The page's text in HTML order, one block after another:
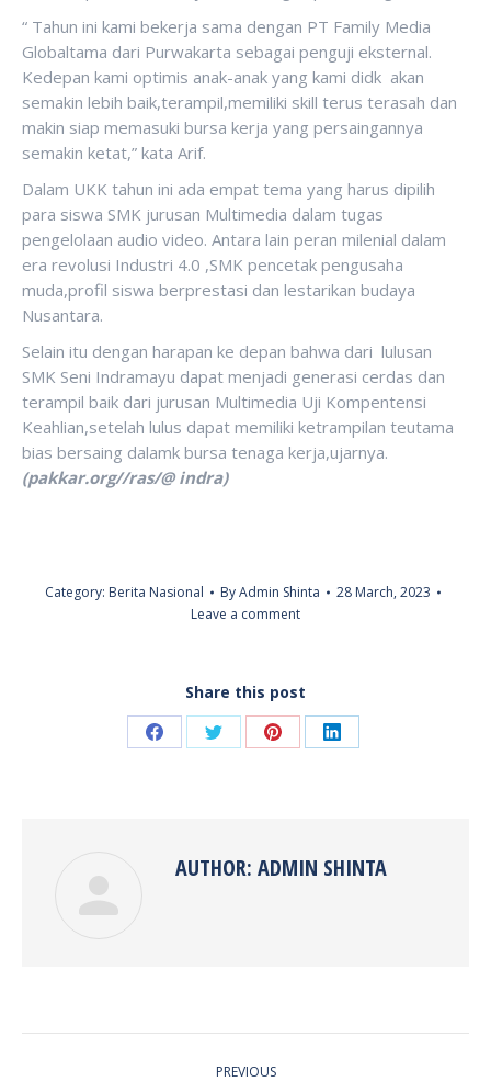
“ Tahun ini kami bekerja sama dengan PT Family Media
Globaltama dari Purwakarta sebagai penguji eksternal.
Kedepan kami optimis anak-anak yang kami didk akan
semakin lebih baik,terampil,memiliki skill terus terasah dan
makin siap memasuki bursa kerja yang persaingannya
semakin ketat,” kata Arif.
Dalam UKK tahun ini ada empat tema yang harus dipilih
para siswa SMK jurusan Multimedia dalam tugas
pengelolaan audio video. Antara lain peran milenial dalam
era revolusi Industri 4.0 ,SMK pencetak pengusaha
muda,profil siswa berprestasi dan lestarikan budaya
Nusantara.
Selain itu dengan harapan ke depan bahwa dari lulusan
SMK Seni Indramayu dapat menjadi generasi cerdas dan
terampil baik dari jurusan Multimedia Uji Kompentensi
Keahlian,setelah lulus dapat memiliki ketrampilan teutama
bias bersaing dalamk bursa tenaga kerja,ujarnya.
(pakkar.org//ras/@ indra)
Category: Berita Nasional ByAdmin Shinta
28 March, 2023
Leave a comment
Share this post
Share Share Share Share
AUTHOR: ADMIN SHINTA
PREVIOUS